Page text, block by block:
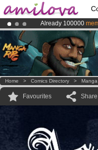
Already 100000
AmilovaKickstarter
Premium
Home > Comics Directory > Manga
Favourites Share